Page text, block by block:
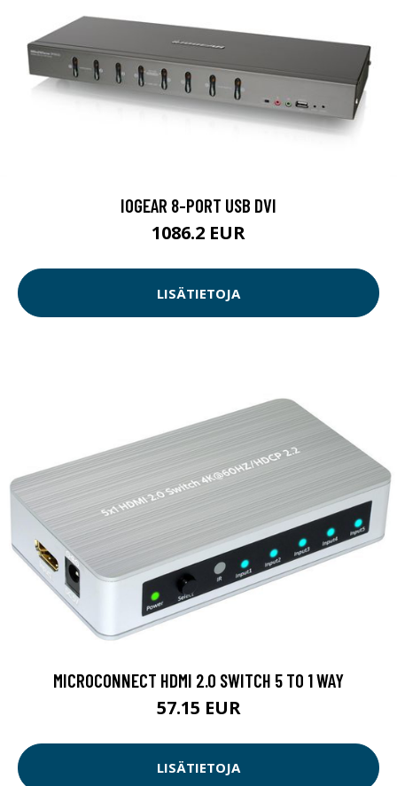
IOGEAR 8-PORT USB DVI
1086.2 EUR
LISÄTIETOJA
MICROCONNECT HDMI 2.0 SWITCH 5 TO 1 WAY
57.15 EUR
LISÄTIETOJA